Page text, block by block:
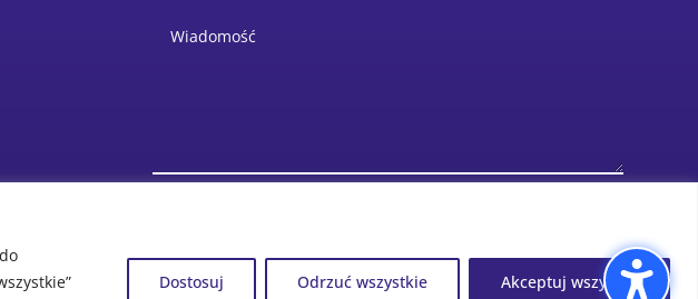
Dostosuj Odrzuć wszystkie Akceptuj wszystko